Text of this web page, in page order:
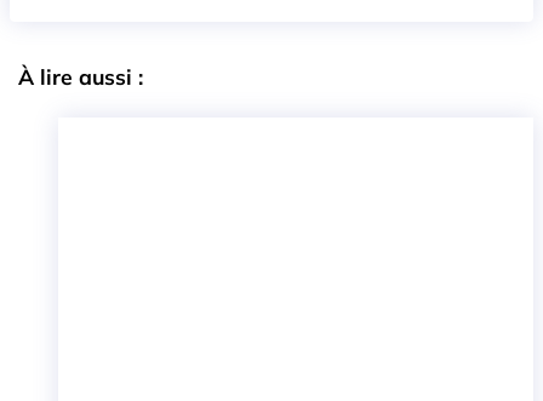
À lire aussi :